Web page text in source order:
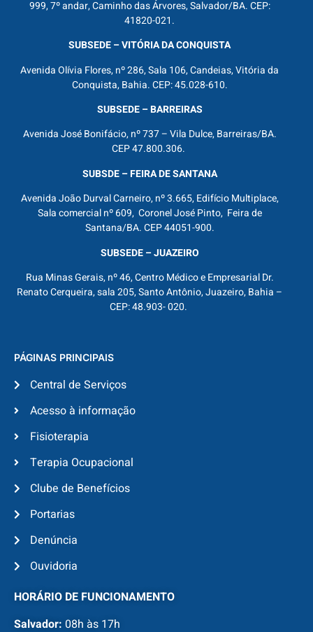
999, 7º andar, Caminho das Árvores, Salvador/BA. CEP:
41820-021.
SUBSEDE – VITÓRIA DA CONQUISTA
Avenida Olívia Flores, nº 286, Sala 106, Candeias, Vitória da
Conquista, Bahia. CEP: 45.028-610.
SUBSEDE – BARREIRAS
Avenida José Bonifácio, nº 737 – Vila Dulce, Barreiras/BA.
CEP 47.800.306.
SUBSDE – FEIRA DE SANTANA
Avenida João Durval Carneiro, nº 3.665, Edifício Multiplace,
Sala comercial nº 609, Coronel José Pinto, Feira de
Santana/BA. CEP 44051-900.
SUBSEDE – JUAZEIRO
Rua Minas Gerais, nº 46, Centro Médico e Empresarial Dr.
Renato Cerqueira, sala 205, Santo Antônio, Juazeiro, Bahia –
CEP: 48.903- 020.
PÁGINAS PRINCIPAIS
Central de Serviços
Acesso à informação
Fisioterapia
Terapia Ocupacional
Clube de Benefícios
Portarias
Denúncia
Ouvidoria
HORÁRIO DE FUNCIONAMENTO
Salvador: 08h às 17h